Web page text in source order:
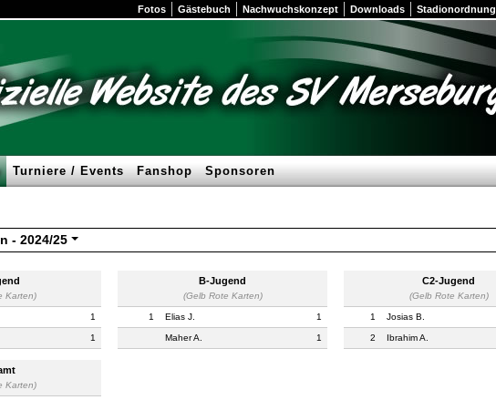
Fotos Gästebuch Nachwuchskonzept Downloads Stadionordnung
Turniere / Events Fanshop Sponsoren
- 2024/25
Karten)
1
1
B-Jugend
(Gelb Rote Karten)
1 Elias J. 1
Maher A. 1
C2-Jugend
(Gelb Rote Karten)
1 Josias B.
2 Ibrahim A.
Karten)